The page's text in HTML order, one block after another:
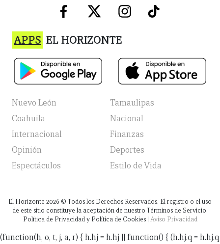
APPS EL HORIZONTE
Nuevo León
Tamaulipas
Coahuila
Nacional
Internacional
Finanzas
Opinión
Deportes
Espectáculos
Estilo de Vida
El Horizonte 2026 © Todos los Derechos Reservados. El registro o el uso
de este sitio constituye la aceptación de nuestro Términos de Servicio,
Política de Privacidad y Política de Cookies | Aviso Privacidad
(function(h, o, t, j, a, r) { h.hj = h.hj || function() { (h.hj.q = h.hj.q